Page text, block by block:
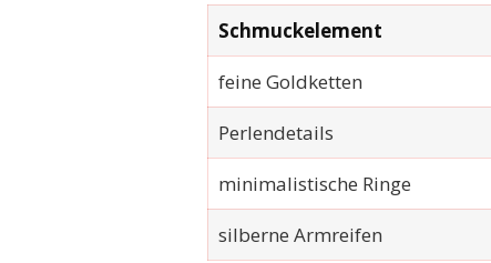
Schmuckelement
feine Goldketten
Perlendetails
minimalistische Ringe
silberne Armreifen